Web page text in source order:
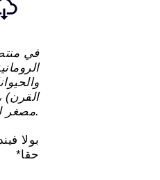
في
القرن)
مصغر للعالم.
بولا
*حقا